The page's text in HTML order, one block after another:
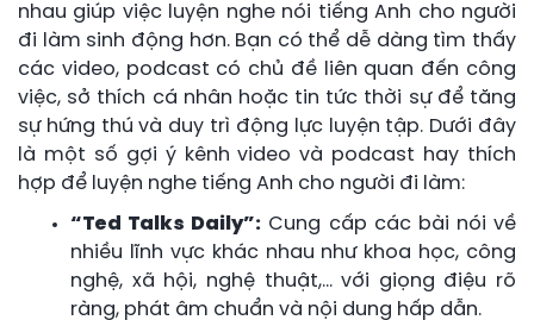
nhau giúp việc luyện nghe nói tiếng Anh cho người
đi làm sinh động hơn. Bạn có thể dễ dàng tìm thấy
các video, podcast có chủ đề liên quan đến công
việc, sở thích cá nhân hoặc tin tức thời sự để tăng
sự hứng thú và duy trì động lực luyện tập. Dưới đây
là một số gợi ý kênh video và podcast hay thích
hợp để luyện nghe tiếng Anh cho người đi làm:
“Ted Talks Daily”: Cung cấp các bài nói về
nhiều lĩnh vực khác nhau như khoa học, công
nghệ, xã hội, nghệ thuật,… với giọng điệu rõ
ràng, phát âm chuẩn và nội dung hấp dẫn.